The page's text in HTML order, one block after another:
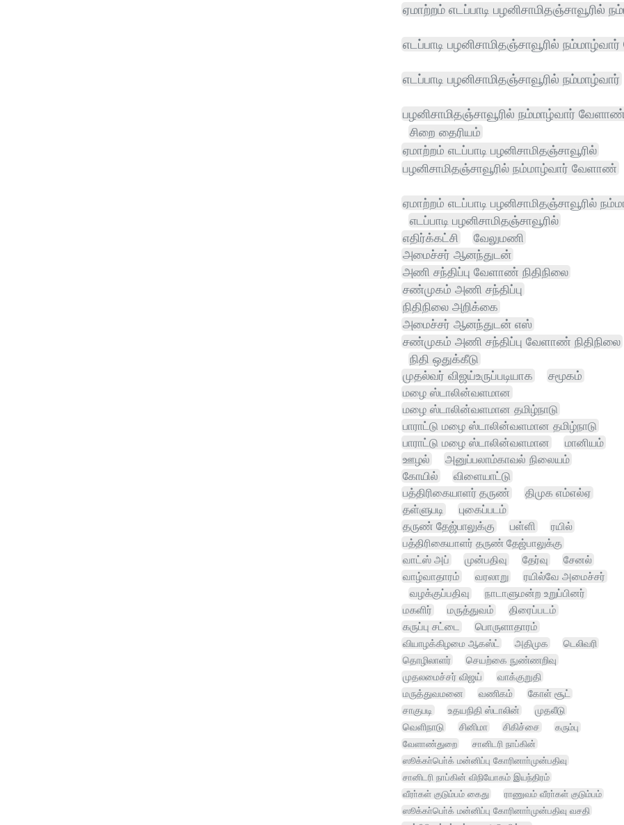
ஏமாற்றம் எடப்பாடி பழனிசாமிதஞ்சாவூரில்
எடப்பாடி பழனிசாமிதஞ்சாவூரில்
எடப்பாடி பழனிசாமிதஞ்சாவூரில் நம்மாழ்வார்
பழனிசாமிதஞ்சாவூரில் நம்மாழ்வார்
சிறை தைரியம்
ஏமாற்றம் எடப்பாடி பழனிசாமிதஞ்சாவூரில்
பழனிசாமிதஞ்சாவூரில் நம்மாழ்வார் வேளாண்
ஏமாற்றம் எடப்பாடி பழனிசாமிதஞ்சாவூரில்
எடப்பாடி பழனிசாமிதஞ்சாவூரில்
எதிர்க்கட்சி
வேலுமணி
அமைச்சர் ஆனந்துடன்
அணி சந்திப்பு வேளாண் நிதிநிலை
சண்முகம் அணி சந்திப்பு
நிதிநிலை அறிக்கை
அமைச்சர் ஆனந்துடன் எஸ்
சண்முகம் அணி சந்திப்பு வேளாண் நிதிநிலை
நிதி ஒதுக்கீடு
முதல்வர் விஜய்உருப்படியாக
சமூகம்
மழை ஸ்டாலின்வளமான
மழை ஸ்டாலின்வளமான தமிழ்நாடு
பாராட்டு மழை ஸ்டாலின்வளமான தமிழ்நாடு
பாராட்டு மழை ஸ்டாலின்வளமான
மானியம்
ஊழல்
அனுப்பலாம்காவல் நிலையம்
கோயில்
விளையாட்டு
பத்திரிகையாளர் தருண்
திமுக எம்எல்ஏ
தள்ளுபடி
புகைப்படம்
தருண் தேஜ்பாலுக்கு
பள்ளி
ரயில்
பத்திரிகையாளர் தருண் தேஜ்பாலுக்கு
வாட்ஸ் அப்
முன்பதிவு தேர்வு
சேனல்
வாழ்வாதாரம்
வரலாறு ரயில்வே அமைச்சர்
வழக்குப்பதிவு
நாடாளுமன்ற உறுப்பினர்
மகளிர்
மருத்துவம்
திரைப்படம்
கருப்பு சட்டை
பொருளாதாரம்
வியாழக்கிழமை ஆகஸ்ட் அதிமுக
டெலிவரி
தொழிலாளர்
செயற்கை நுண்ணறிவு
முதலமைச்சர் விஜய்
வாக்குறுதி
மருத்துவமனை
வணிகம்
கோள் சூட்
சாகுபடி
உதயநிதி ஸ்டாலின்
முதலீடு
வெளிநாடு
சினிமா சிகிச்சை
கரும்பு
வேளாண்துறை
சானிடரி நாப்கின்
ஸூக்கா்பொ்க் மன்னிப்பு கோரினாா்முன்பதிவு
சானிடரி நாப்கின் விநியோகம் இயந்திரம்
வீரா்கள் குடும்பம் கைது
ராணுவம் வீரா்கள் குடும்பம்
ஸூக்கா்பொ்க் மன்னிப்பு கோரினாா்முன்பதிவு வசதி